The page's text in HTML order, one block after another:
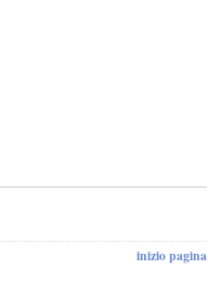
inizio pagina